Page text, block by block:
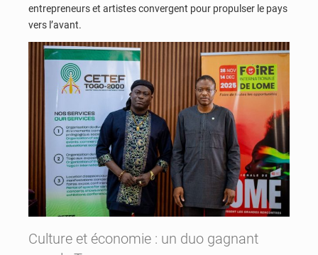
entrepreneurs et artistes convergent pour propulser le pays
vers l’avant.
Culture et économie : un duo gagnant